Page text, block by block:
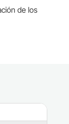
de los